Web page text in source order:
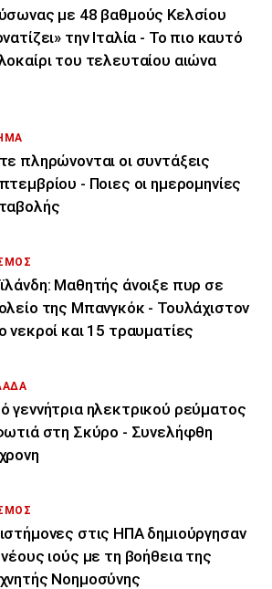
με 48 βαθμούς Κελσίου
την Ιταλία - Το πιο καυτό
του τελευταίου αιώνα
πληρώνονται οι συντάξεις
- Ποιες οι ημερομηνίες
Μαθητής άνοιξε πυρ σε
της Μπανγκόκ - Τουλάχιστον
νεκροί και 15 τραυματίες
γεννήτρια ηλεκτρικού ρεύματος
στη Σκύρο - Συνελήφθη
στις ΗΠΑ δημιούργησαν
ιούς με τη βοήθεια της
Νοημοσύνης